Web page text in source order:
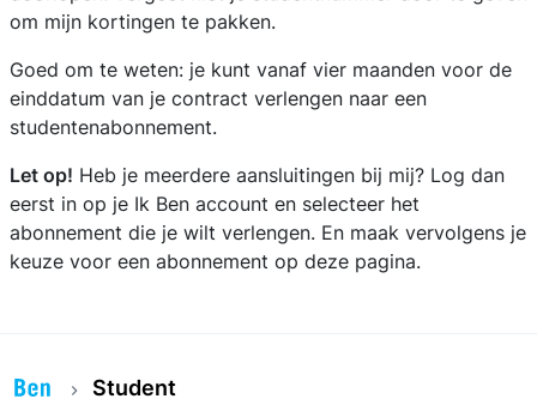
om mijn kortingen te pakken.
Goed om te weten: je kunt vanaf vier maanden voor de
einddatum van je contract verlengen naar een
studentenabonnement.
Let op! Heb je meerdere aansluitingen bij mij? Log dan
eerst in op je Ik Ben account en selecteer het
abonnement die je wilt verlengen. En maak vervolgens je
keuze voor een abonnement op deze pagina.
Student